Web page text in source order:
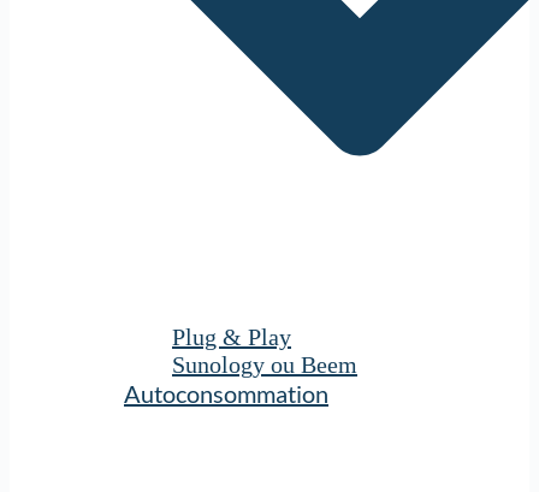
Plug & Play
Sunology ou Beem
Autoconsommation